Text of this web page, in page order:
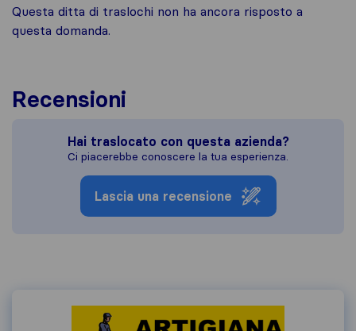
Questa ditta di traslochi non ha ancora risposto a
questa domanda.
Recensioni
Hai traslocato con questa azienda?
Ci piacerebbe conoscere la tua esperienza.
Lascia una recensione